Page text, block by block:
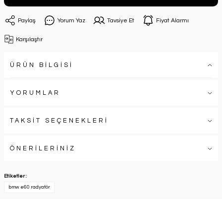
Paylaş Yorum Yaz Tavsiye Et Fiyat Alarmı
Karşılaştır
ÜRÜN BİLGİSİ
YORUMLAR
TAKSİT SEÇENEKLERİ
ÖNERİLERİNİZ
Etiketler :
bmw e60 radyatör